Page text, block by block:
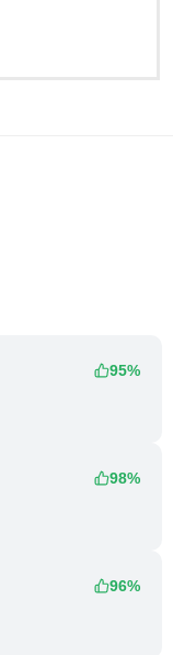
95%
98%
96%